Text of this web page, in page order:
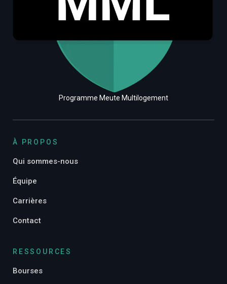
Programme Meute Multilogement
À PROPOS
Qui sommes-nous
Équipe
Carrières
Contact
RESSOURCES
Bourses